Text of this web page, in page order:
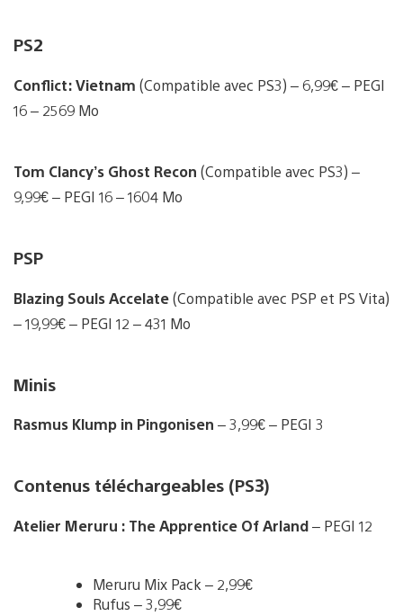
PS2
Conflict: Vietnam (Compatible avec PS3) – 6,99€ – PEGI
16 – 2569 Mo
Tom Clancy’s Ghost Recon (Compatible avec PS3) –
9,99€ – PEGI 16 – 1604 Mo
PSP
Blazing Souls Accelate(Compatible avec PSP et PS Vita)
– 19,99€ – PEGI 12 – 431 Mo
Minis
Rasmus Klump in Pingonisen – 3,99€ – PEGI 3
Contenus téléchargeables (PS3)
Atelier Meruru : The Apprentice Of Arland– PEGI 12
Meruru Mix Pack – 2,99€
Rufus – 3,99€